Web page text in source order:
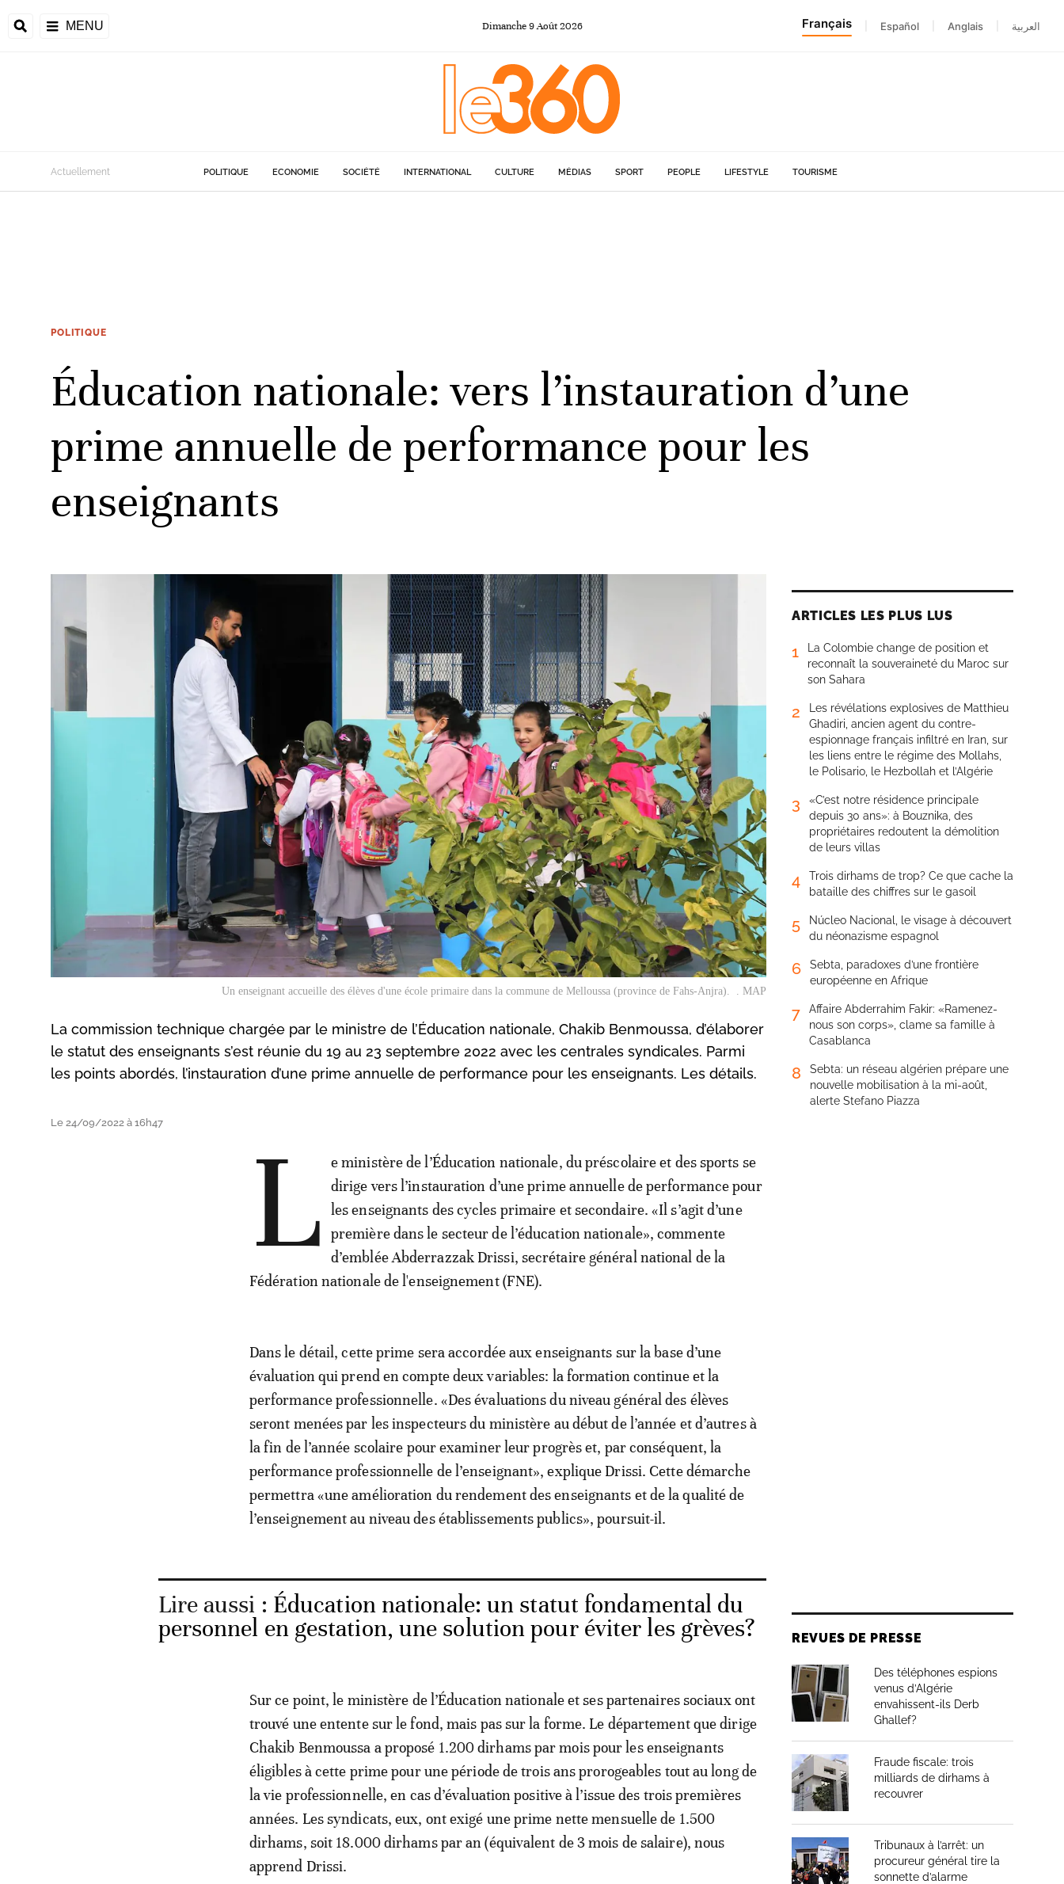
MENU Dimanche 9Août 2026 Français Español Anglais العربية
Actuellement POLITIQUE ECONOMIE SOCIÉTÉ INTERNATIONAL CULTURE MÉDIAS SPORT PEOPLE LIFESTYLE TOURISME
POLITIQUE
Éducation nationale: vers l’instauration d’une
prime annuelle de performance pour les
enseignants
Un enseignant accueille des élèves d'une école primaire dans la commune de Melloussa (province de Fahs-Anjra). . MAP
La commission technique chargée par le ministre de l’Éducation nationale, Chakib Benmoussa, d’élaborer
le statut des enseignants s’est réunie du 19 au 23 septembre 2022 avec les centrales syndicales. Parmi
les points abordés, l’instauration d’une prime annuelle de performance pour les enseignants. Les détails.
Le 24/09/2022 à 16h47 L
e ministère de l’Éducation nationale, du préscolaire et des sports se
dirige vers l’instauration d’une prime annuelle de performance pour
les enseignants des cycles primaire et secondaire. «Il s’agit d’une
première dans le secteur de l’éducation nationale», commente
d’emblée Abderrazzak Drissi, secrétaire général national de la
Fédération nationale de l'enseignement (FNE).
Dans le détail, cette prime sera accordée aux enseignants sur la base d’une
évaluation qui prend en compte deux variables: la formation continue et la
performance professionnelle. «Des évaluations du niveau général des élèves
seront menées par les inspecteurs du ministère au début de l’année et d’autres à
la fin de l’année scolaire pour examiner leur progrès et, par conséquent, la
performance professionnelle de l’enseignant», explique Drissi. Cette démarche
permettra «une amélioration du rendement des enseignants et de la qualité de
l’enseignement au niveau des établissements publics», poursuit-il.
Lire aussi : Éducation nationale: un statut fondamental du
personnel en gestation, une solution pour éviter les grèves?
Sur ce point, le ministère de l’Éducation nationale et ses partenaires sociaux ont
trouvé une entente sur le fond, mais pas sur la forme. Le département que dirige
Chakib Benmoussa a proposé 1.200 dirhams par mois pour les enseignants
éligibles à cette prime pour une période de trois ans prorogeables tout au long de
la vie professionnelle, en cas d’évaluation positive à l’issue des trois premières
années. Les syndicats, eux, ont exigé une prime nette mensuelle de 1.500
dirhams, soit 18.000 dirhams par an (équivalent de 3 mois de salaire), nous
apprend Drissi.
ARTICLES LES PLUS LUS
1
La Colombie change de position et
reconnaît la souveraineté du Maroc sur
son Sahara
2
Les révélations explosives de Matthieu
Ghadiri, ancien agent du contre-
espionnage français infiltré en Iran, sur
les liens entre le régime des Mollahs,
le Polisario, le Hezbollah et l’Algérie
3
«C’est notre résidence principale
depuis 30 ans»: à Bouznika, des
propriétaires redoutent la démolition
de leurs villas
4
Trois dirhams de trop? Ce que cache la
bataille des chiffres sur le gasoil
5
Núcleo Nacional, le visage à découvert
du néonazisme espagnol
6
Sebta, paradoxes d’une frontière
européenne en Afrique
7
Affaire Abderrahim Fakir: «Ramenez-
nous son corps», clame sa famille à
Casablanca
8
Sebta: un réseau algérien prépare une
nouvelle mobilisation à la mi-août,
alerte Stefano Piazza
REVUES DE PRESSE
Des téléphones espions
venus d’Algérie
envahissent-ils Derb
Ghallef?
Fraude fiscale: trois
milliards de dirhams à
recouvrer
Tribunaux à l’arrêt: un
procureur général tire la
sonnette d’alarme